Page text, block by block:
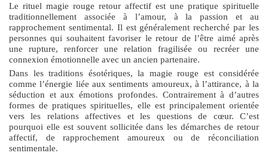
Le rituel magie rouge retour affectif est une pratique spirituelle
traditionnellement associée à l’amour, à la passion et au
rapprochement sentimental. Il est généralement recherché par les
personnes qui souhaitent favoriser le retour de l’être aimé après
une rupture, renforcer une relation fragilisée ou recréer une
connexion émotionnelle avec un ancien partenaire.
Dans les traditions ésotériques, la magie rouge est considérée
comme l’énergie liée aux sentiments amoureux, à l’attirance, à la
séduction et aux émotions profondes. Contrairement à d’autres
formes de pratiques spirituelles, elle est principalement orientée
vers les relations affectives et les questions de cœur. C’est
pourquoi elle est souvent sollicitée dans les démarches de retour
affectif, de rapprochement amoureux ou de réconciliation
sentimentale.